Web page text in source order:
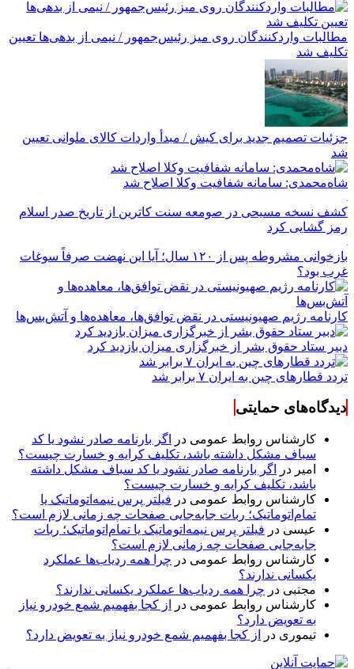
مطالبات واردکنندگان روی میز رئیس‌جمهور / نیمی از بدهی‌ها تعیین
تکلیف شد
جزئیات تصمیم جدید برای کیش / مبدأ واردات کالای ملوانی تعیین
شد
شاه‌محمدی: سامانه شفافیت وکلا اصلاح شد
کشف نسخه‌ مسیحی در صومعه سنت کاترین از تاریخ صدر اسلام
رمز گشایی کرد
بازخوانی مشروطه پس از ۱۲۰ سال؛ آیا این نهضت صرفاً سوغات
غرب بود؟
کارنامه رژیم صهیونیستی در نقض توافق‌ها، معاهده‌ها و آتش‌بس‌ها
دبیر ستاد حقوق بشر از خبرگزاری میزان بازدید کرد
تردد قطارهای چین به ایران ۷ برابر شد
دیدگاه‌های حمایتی
کارشناس روابط عمومی در
اگر بارنامه صادر نشود یا کد
سباف مشکل داشته باشد، تکلیف کرایه و خسارت چیست؟
امیر در
اگر بارنامه صادر نشود یا کد سباف مشکل داشته
باشد، تکلیف کرایه و خسارت چیست؟
کارشناس روابط عمومی در فیلتر پرس نیمه‌اتوماتیک یا
تمام‌اتوماتیک؛ ربات جابه‌جایی صفحات چه زمانی لازم است؟
عیسی در فیلتر پرس نیمه‌اتوماتیک یا تمام‌اتوماتیک؛ ربات
جابه‌جایی صفحات چه زمانی لازم است؟
کارشناس روابط عمومی در چرا همه ردیاب‌ها عملکرد
یکسانی ندارند؟
مجتبی در چرا همه ردیاب‌ها عملکرد یکسانی ندارند؟
کارشناس روابط عمومی در
از کجا بفهمیم شمع خودرو نیاز
به تعویض دارد؟
تیموری در از کجا بفهمیم شمع خودرو نیاز به تعویض دارد؟